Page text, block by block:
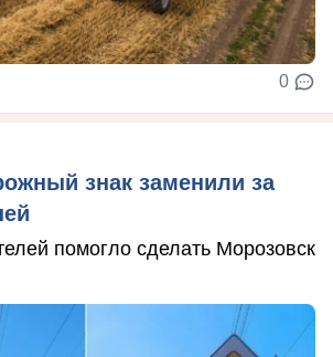
0
знак заменили за
помогло сделать Морозовск